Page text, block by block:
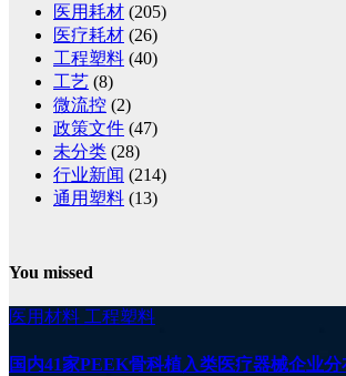
医用耗材 (205)
医疗耗材 (26)
工程塑料 (40)
工艺 (8)
微流控 (2)
政策文件 (47)
未分类 (28)
行业新闻 (214)
通用塑料 (13)
You missed
医用材料 工程塑料
国内41家PEEK骨科植入类医疗器械企业分